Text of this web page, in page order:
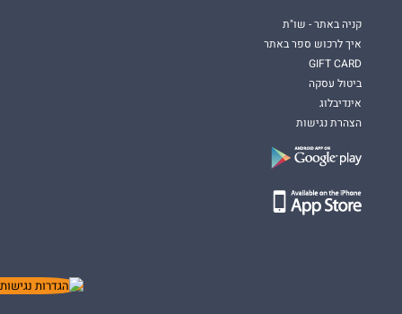
קניה באתר - שו"ת
איך לרכוש ספר באתר
GIFT CARD
ביטול עסקה
אינדיבלוג
הצהרת נגישות